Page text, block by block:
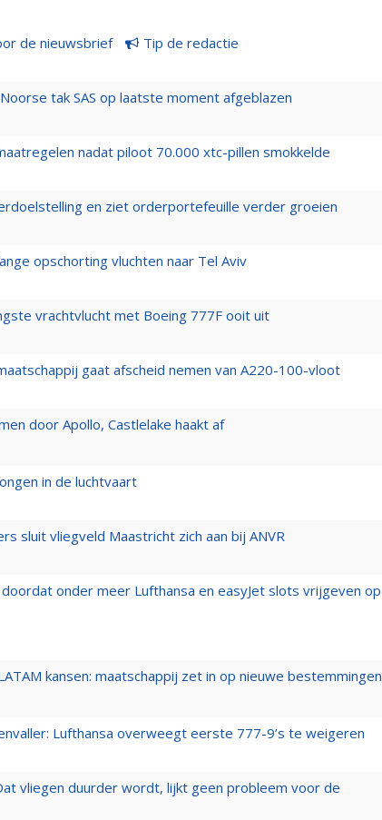
de nieuwsbrief Tip de redactie
tak SAS op laatste moment afgeblazen
nadat piloot 70.000 xtc-pillen smokkelde
en ziet orderportefeuille verder groeien
opschorting vluchten naar Tel Aviv
vrachtvlucht met Boeing 777F ooit uit
gaat afscheid nemen van A220-100-vloot
door Apollo, Castlelake haakt af
in de luchtvaart
sluit vliegveld Maastricht zich aan bij ANVR
onder meer Lufthansa en easyJet slots vrijgeven op
kansen: maatschappij zet in op nieuwe bestemmingen
Lufthansa overweegt eerste 777-9’s te weigeren
vliegen duurder wordt, lijkt geen probleem voor de